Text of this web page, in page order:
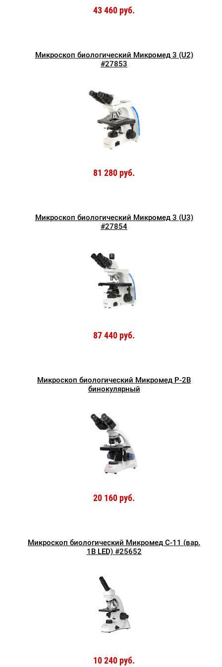
43 460 руб.
Микроскоп биологический Микромед 3 (U2)
#27853
81 280 руб.
Микроскоп биологический Микромед 3 (U3)
#27854
87 440 руб.
Микроскоп биологический Микромед P-2В
бинокулярный
20 160 руб.
Микроскоп биологический Микромед С-11 (вар.
1B LED) #25652
10 240 руб.